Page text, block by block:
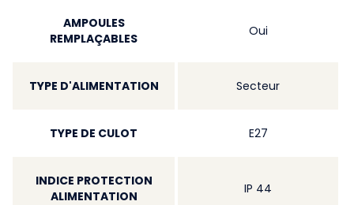
AMPOULES
REMPLAÇABLES
Oui
TYPE D'ALIMENTATION Secteur
TYPE DE CULOT E27
INDICE PROTECTION
ALIMENTATION
IP 44